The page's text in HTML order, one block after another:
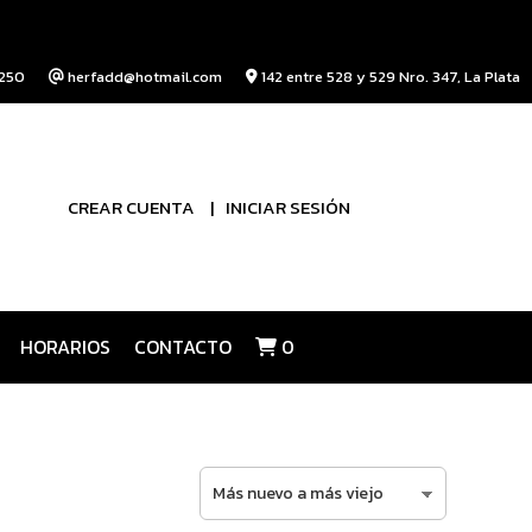
herfadd@hotmail.com 142 entre 528 y 529 Nro. 347, La Plata
CREAR CUENTA INICIAR SESIÓN
HORARIOS CONTACTO 0